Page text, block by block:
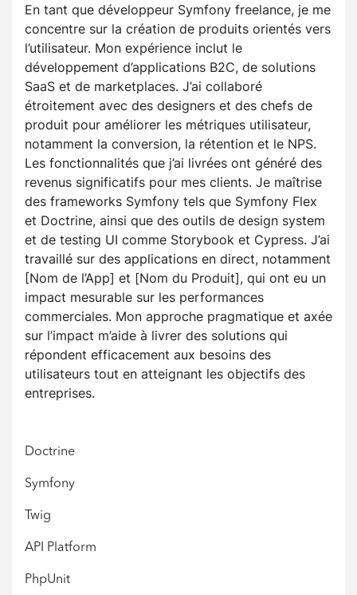
En tant que développeur Symfony freelance, je me
concentre sur la création de produits orientés vers
l’utilisateur. Mon expérience inclut le
développement d’applications B2C, de solutions
SaaS et de marketplaces. J’ai collaboré
étroitement avec des designers et des chefs de
produit pour améliorer les métriques utilisateur,
notamment la conversion, la rétention et le NPS.
Les fonctionnalités que j’ai livrées ont généré des
revenus significatifs pour mes clients. Je maîtrise
des frameworks Symfony tels que Symfony Flex
et Doctrine, ainsi que des outils de design system
et de testing UI comme Storybook et Cypress. J’ai
travaillé sur des applications en direct, notamment
[Nom de l’App] et [Nom du Produit], qui ont eu un
impact mesurable sur les performances
commerciales. Mon approche pragmatique et axée
sur l’impact m’aide à livrer des solutions qui
répondent efficacement aux besoins des
utilisateurs tout en atteignant les objectifs des
entreprises.
Doctrine
Symfony
Twig
API Platform
PhpUnit